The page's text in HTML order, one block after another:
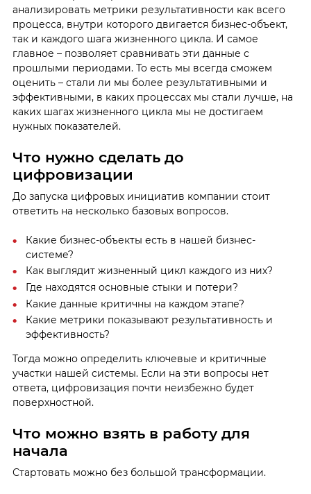
анализировать метрики результативности как всего
процесса, внутри которого двигается бизнес-объект,
так и каждого шага жизненного цикла. И самое
главное – позволяет сравнивать эти данные с
прошлыми периодами. То есть мы всегда сможем
оценить – стали ли мы более результативными и
эффективными, в каких процессах мы стали лучше, на
каких шагах жизненного цикла мы не достигаем
нужных показателей.
Что нужно сделать до
цифровизации
До запуска цифровых инициатив компании стоит
ответить на несколько базовых вопросов.
Какие бизнес-объекты есть в нашей бизнес-
системе?
Как выглядит жизненный цикл каждого из них?
Где находятся основные стыки и потери?
Какие данные критичны на каждом этапе?
Какие метрики показывают результативность и
эффективность?
Тогда можно определить ключевые и критичные
участки нашей системы. Если на эти вопросы нет
ответа, цифровизация почти неизбежно будет
поверхностной.
Что можно взять в работу для
начала
Стартовать можно без большой трансформации.